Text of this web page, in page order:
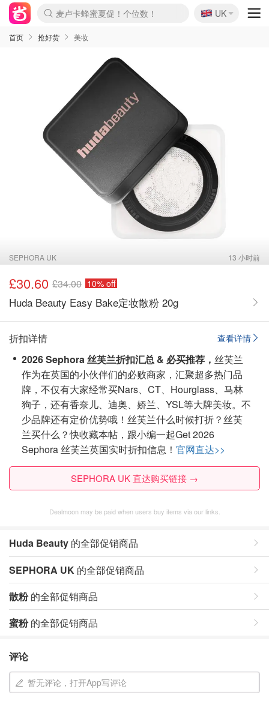
麦卢卡蜂蜜夏促！个位数！
Prada/Miu 4.8折！
啥？必胜客披萨5折！
🇬🇧
UK
首页 抢好货 美妆
SEPHORA UK 13 小时前
£30.60 £34.00 10% off
Huda Beauty Easy Bake定妆散粉 20g
查看详情
折扣详情
2026 Sephora 丝芙兰折扣汇总 & 必买推荐， 丝芙兰
作为在英国的小伙伴们的必败商家，汇聚超多热门品
牌，不仅有大家经常买Nars、CT、Hourglass、马林
狗子，还有香奈儿、迪奥、娇兰、YSL等大牌美妆。不
少品牌还有定价优势哦！丝芙兰什么时候打折？丝芙
兰买什么？快收藏本帖，跟小编一起Get 2026
Sephora 丝芙兰英国实时折扣信息！ 官网直达>>
SEPHORA UK 直达购买链接 →
Dealmoon may be paid when users buy items via our links.
Huda Beauty 的全部促销商品
SEPHORA UK 的全部促销商品
散粉的全部促销商品
蜜粉的全部促销商品
评论
暂无评论，打开App写评论